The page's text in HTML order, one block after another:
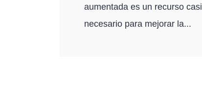
aumentada es un recurso casi
necesario para mejorar la...